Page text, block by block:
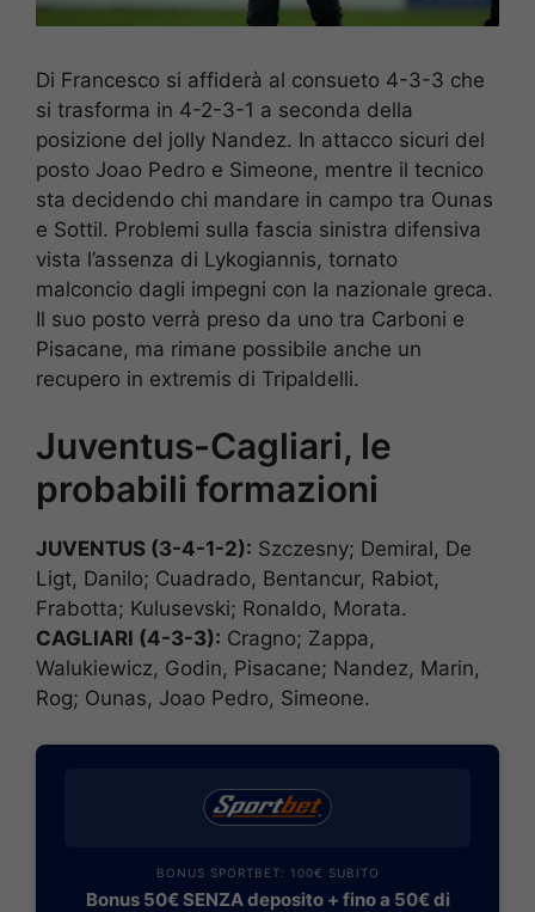
Di Francesco si affiderà al consueto 4-3-3 che
si trasforma in 4-2-3-1 a seconda della
posizione del jolly Nandez. In attacco sicuri del
posto Joao Pedro e Simeone, mentre il tecnico
sta decidendo chi mandare in campo tra Ounas
e Sottil. Problemi sulla fascia sinistra difensiva
vista l’assenza di Lykogiannis, tornato
malconcio dagli impegni con la nazionale greca.
Il suo posto verrà preso da uno tra Carboni e
Pisacane, ma rimane possibile anche un
recupero in extremis di Tripaldelli.
Juventus-Cagliari, le
probabili formazioni
JUVENTUS (3-4-1-2): Szczesny; Demiral, De
Ligt, Danilo; Cuadrado, Bentancur, Rabiot,
Frabotta; Kulusevski; Ronaldo, Morata.
CAGLIARI (4-3-3): Cragno; Zappa,
Walukiewicz, Godin, Pisacane; Nandez, Marin,
Rog; Ounas, Joao Pedro, Simeone.
BONUS SPORTBET: 100€ SUBITO
Bonus 50€ SENZA deposito + fino a 50€ di